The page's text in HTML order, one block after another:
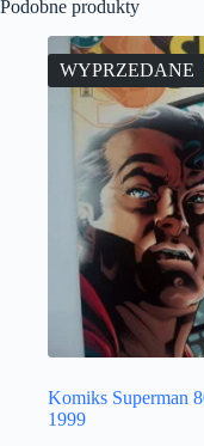
Podobne produkty
WYPRZEDANE
Komiks Superman
1999